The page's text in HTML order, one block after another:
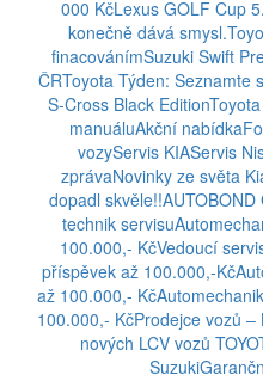
000 KčLexus GOLF Cup
konečně dává smysl.
finacovánímSuzuki Swift
ČRToyota Týden: Seznamte
S-Cross Black Edition
manuáluAkční nabídka
vozyServis KIAServis
zprávaNovinky ze světa
dopadl skvěle!!
technik servisu
100.000,- KčVedoucí
příspěvek až 100.000,-Kč
až 100.000,- Kč
100.000,- KčProdejce vozů –
nových LCV vozů
Suzuki